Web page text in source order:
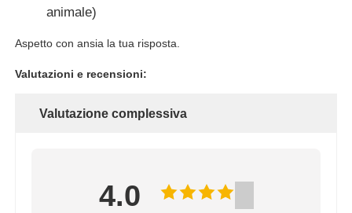
animale)
Aspetto con ansia la tua risposta.
Valutazioni e recensioni:
Valutazione complessiva
4.0